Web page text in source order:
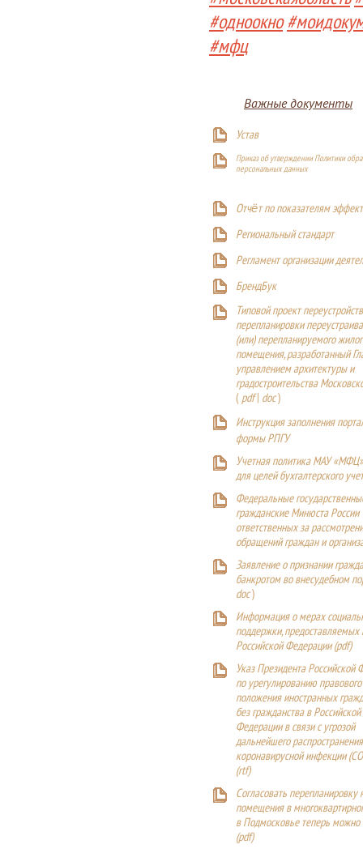
#одноокно
#мфц
Важные документы
Устав
Приказ об утверждении Политики
персональных данных
Отчёт по показателям
Региональный стандарт
Регламент организации
БрендБук
Типовой проект
перепланировки
(или) перепланируемого
помещения, разработанный
управлением архитектуры и
градостроительства
(pdf| doc)
Инструкция заполнения
формы РПГУ
Учетная политика МАУ
для целей бухгалтерского
Федеральные
гражданские Минюста России
ответственных за
обращений граждан и
Заявление о признании
банкротом во внесудебном
doc)
Информация о мерах
поддержки,
Российской Федерации (pdf)
Указ Президента Российской
по урегулированию правового
положения иностранных
без гражданства в Российской
Федерации в связи с угрозой
дальнейшего
коронавирусной инфекции
(rtf)
Согласовать перепланировку
помещения в
в Подмосковье теперь можно
(pdf)